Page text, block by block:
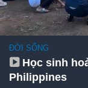
ĐỜI SỐNG
Học sinh
Philippines